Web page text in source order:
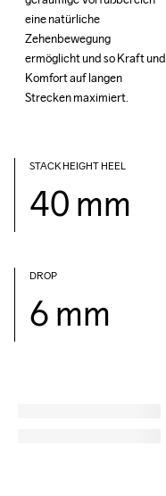
eine natürliche
Zehenbewegung
ermöglicht und so Kraft und
Komfort auf langen
Strecken maximiert.
eine natürliche
Zehenbewegung
ermöglicht und so Kraft und
Komfort auf langen
Strecken maximiert.
STACK HEIGHT HEEL
40 mm
DROP
6 mm